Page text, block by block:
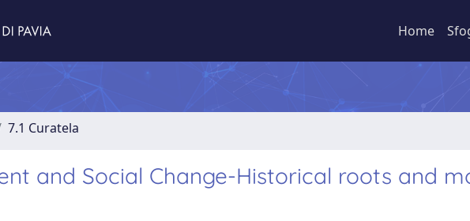
Home
7.1 Curatela
and Social Change-Historical roots and